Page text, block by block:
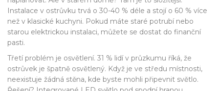
Instalace v ostrůvku trvá o 30-40 % déle a stojí o 60 % více
než v klasické kuchyni. Pokud máte staré potrubí nebo
starou elektrickou instalaci, můžete se dostat do finanční
pasti.
Třetí problém je osvětlení. 31 % lidí v průzkumu říká, že
ostrůvek je špatně osvětlený. Když je ve středu místnosti,
neexistuje žádná stěna, kde byste mohli připevnit světlo.